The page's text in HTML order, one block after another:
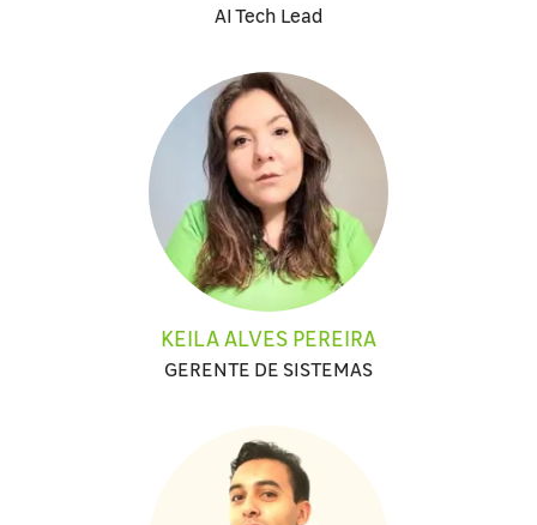
AI Tech Lead
KEILA ALVES PEREIRA
GERENTE DE SISTEMAS